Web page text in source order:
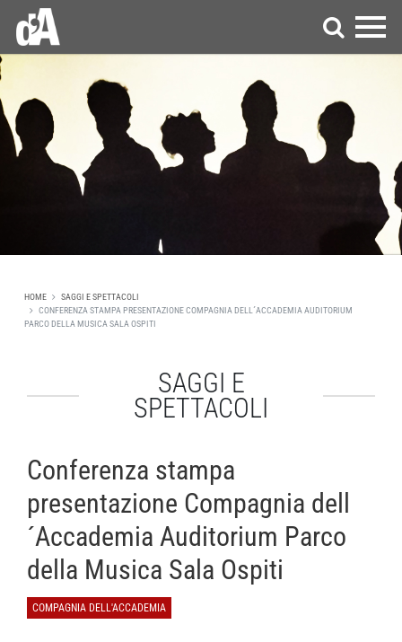
HOME
SAGGI E SPETTACOLI
CONFERENZA STAMPA PRESENTAZIONE COMPAGNIA DELL´ACCADEMIA AUDITORIUM
PARCO DELLA MUSICA SALA OSPITI
SAGGI E
SPETTACOLI
Conferenza stampa
presentazione Compagnia dell
´Accademia Auditorium Parco
della Musica Sala Ospiti
COMPAGNIA DELL'ACCADEMIA